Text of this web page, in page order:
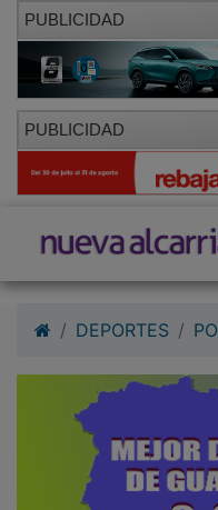
PUBLICIDAD
PUBLICIDAD